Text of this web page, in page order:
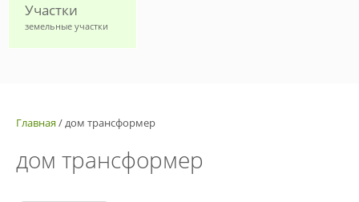
Участки
земельные участки
Главная /дом трансформер
дом трансформер